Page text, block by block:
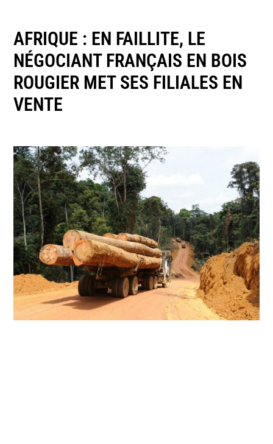
AFRIQUE : EN FAILLITE, LE
NÉGOCIANT FRANÇAIS EN BOIS
ROUGIER MET SES FILIALES EN
VENTE